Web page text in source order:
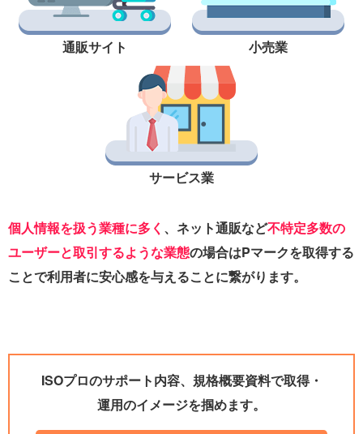
通販サイト 小売業
サービス業
個人情報を扱う業種に多く 、ネット通販など不特定多数の
ユーザーと取引するような業態の場合はPマークを取得する
ことで利用者に安心感を与えることに繋がります。
ISOプロのサポート内容、規格概要資料で取得・
運用のイメージを掴めます。